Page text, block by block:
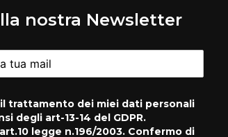
nostra Newsletter
trattamento dei miei dati personali
degli art-13-14 del GDPR.
legge n.196/2003. Confermo di